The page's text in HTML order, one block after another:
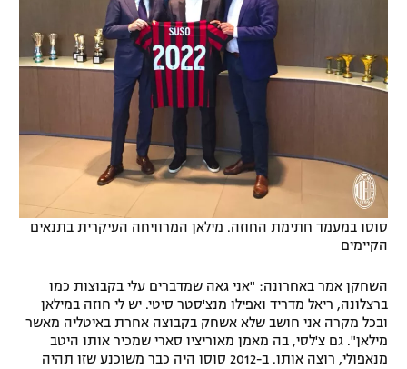
סוסו במעמד חתימת החוזה. מילאן המרוויחה העיקרית בתנאים
הקיימים
השחקן אמר באחרונה: "אני גאה שמדברים עלי בקבוצות כמו
ברצלונה, ריאל מדריד ואפילו מנצ'סטר סיטי. יש לי חוזה במילאן
ובכל מקרה אני חושב שלא אשחק בקבוצה אחרת באיטליה מאשר
מילאן". גם צ'לסי, בה מאמן מאוריציו סארי שמכיר אותו היטב
מנאפולי, רוצה אותו. ב-2012 סוסו היה כבר משוכנע שזו תהיה